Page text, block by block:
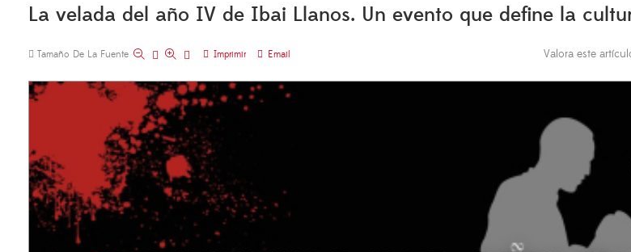
La velada del año IV de Ibai Llanos. Un evento que define la
Tamaño De La Fuente Imprimir Email Valora este